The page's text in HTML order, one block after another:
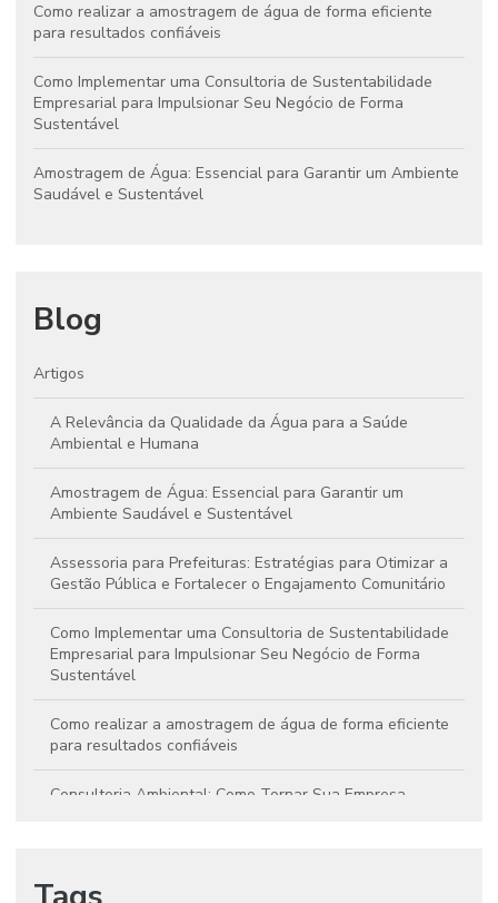
Como realizar a amostragem de água de forma eficiente
para resultados confiáveis
Como Implementar uma Consultoria de Sustentabilidade
Empresarial para Impulsionar Seu Negócio de Forma
Sustentável
Amostragem de Água: Essencial para Garantir um Ambiente
Saudável e Sustentável
Blog
Artigos
A Relevância da Qualidade da Água para a Saúde
Ambiental e Humana
Amostragem de Água: Essencial para Garantir um
Ambiente Saudável e Sustentável
Assessoria para Prefeituras: Estratégias para Otimizar a
Gestão Pública e Fortalecer o Engajamento Comunitário
Como Implementar uma Consultoria de Sustentabilidade
Empresarial para Impulsionar Seu Negócio de Forma
Sustentável
Como realizar a amostragem de água de forma eficiente
para resultados confiáveis
Consultoria Ambiental: Como Tornar Sua Empresa
Sustentabilidade e o Crescimento Empresarial